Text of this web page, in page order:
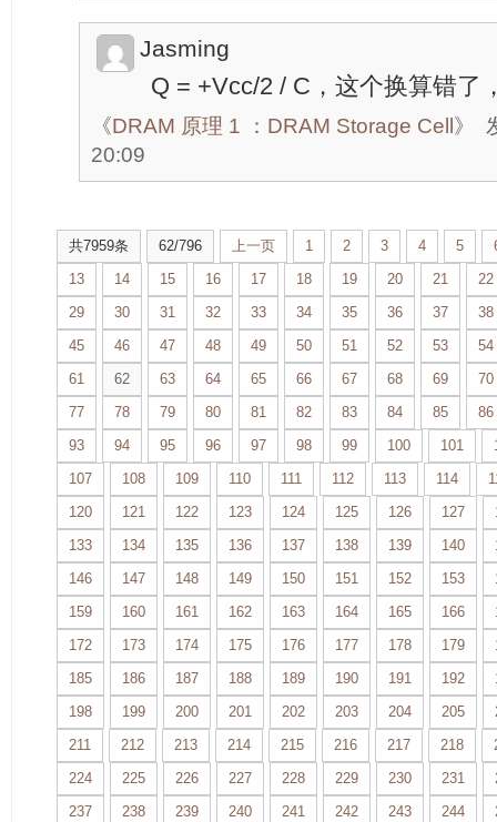
Jasming
Q = +Vcc/2 / C，这个换算错了
《DRAM 原理 1 ：DRAM Storage Cell 》
20:09
共7959条 62/796 上一页 1 2 3 4 5
13
14 15 16 17 18 19 20 21
22
29
30 31 32 33 34 35 36 37
38
45
46 47 48 49 50 51 52 53
54
61
62 63 64 65 66 67 68 69
70
77
78 79 80 81 82 83 84 85
86
93
94 95 96 97 98 99 100 101
107
108 109 110 111 112 113 114
120
121 122 123 124 125 126 127
133
134 135 136 137 138 139 140
146
147 148 149 150 151 152 153
159
160 161 162 163 164 165 166
172
173 174 175 176 177 178 179
185
186 187 188 189 190 191 192
198
199 200 201 202 203 204 205
211
212 213 214 215 216 217 218
224
225 226 227 228 229 230 231
237
238 239 240 241 242 243 244